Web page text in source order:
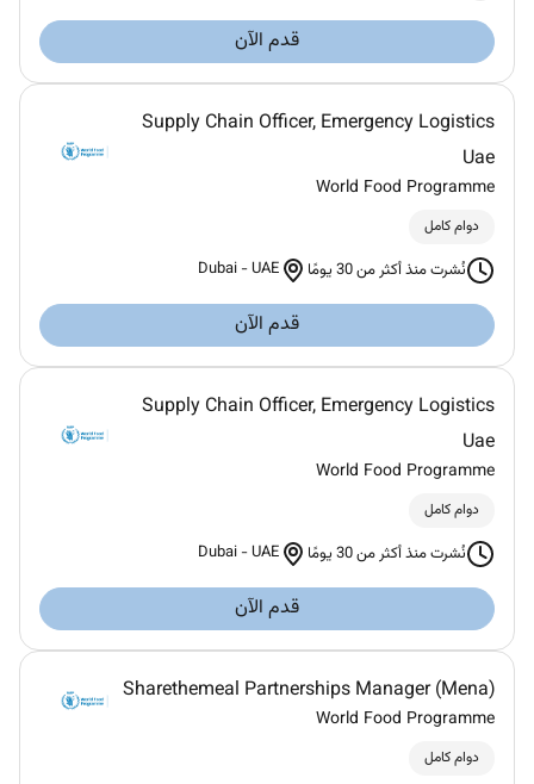
قدم الآن
Supply Chain Officer, Emergency Logistics
Uae
World Food Programme
دوام كامل
نُشرت منذ أكثر من 30 يومًا Dubai -UAE
قدم الآن
Supply Chain Officer, Emergency Logistics
Uae
World Food Programme
دوام كامل
نُشرت منذ أكثر من 30 يومًا Dubai -UAE
قدم الآن
Sharethemeal Partnerships Manager (Mena)
World Food Programme
دوام كامل